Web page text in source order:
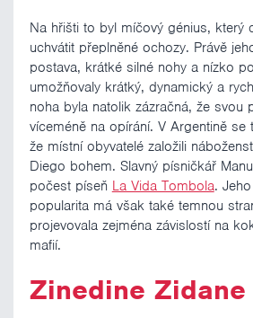
Na hřišti to byl míčový génius, který
uchvátit přeplněné ochozy. Právě
postava, krátké silné nohy a nízko
umožňovaly krátký, dynamický a
noha byla natolik zázračná, že svou
víceméně na opírání. V Argentině se
že místní obyvatelé založili
Diego bohem. Slavný písničkář
počest píseň La Vida Tombola.
popularita má však také temnou
projevovala zejména závislostí na
mafií.
Zinedine Zidane